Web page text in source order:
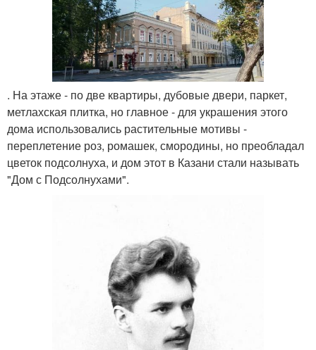
. На этаже - по две квартиры, дубовые двери, паркет,
метлахская плитка, но главное - для украшения этого
дома использовались растительные мотивы -
переплетение роз, ромашек, смородины, но преобладал
цветок подсолнуха, и дом этот в Казани стали называть
"Дом с Подсолнухами".